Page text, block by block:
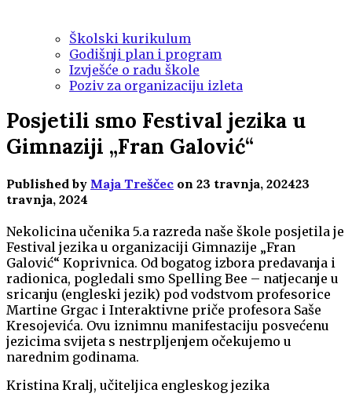
Školski kurikulum
Godišnji plan i program
Izvješće o radu škole
Poziv za organizaciju izleta
Posjetili smo Festival jezika u
Gimnaziji „Fran Galović“
Published by Maja Treščec on 23 travnja, 202423
travnja, 2024
Nekolicina učenika 5.a razreda naše škole posjetila je
Festival jezika u organizaciji Gimnazije „Fran
Galović“ Koprivnica. Od bogatog izbora predavanja i
radionica, pogledali smo Spelling Bee – natjecanje u
sricanju (engleski jezik) pod vodstvom profesorice
Martine Grgac i Interaktivne priče profesora Saše
Kresojevića. Ovu iznimnu manifestaciju posvećenu
jezicima svijeta s nestrpljenjem očekujemo u
narednim godinama.
Kristina Kralj, učiteljica engleskog jezika